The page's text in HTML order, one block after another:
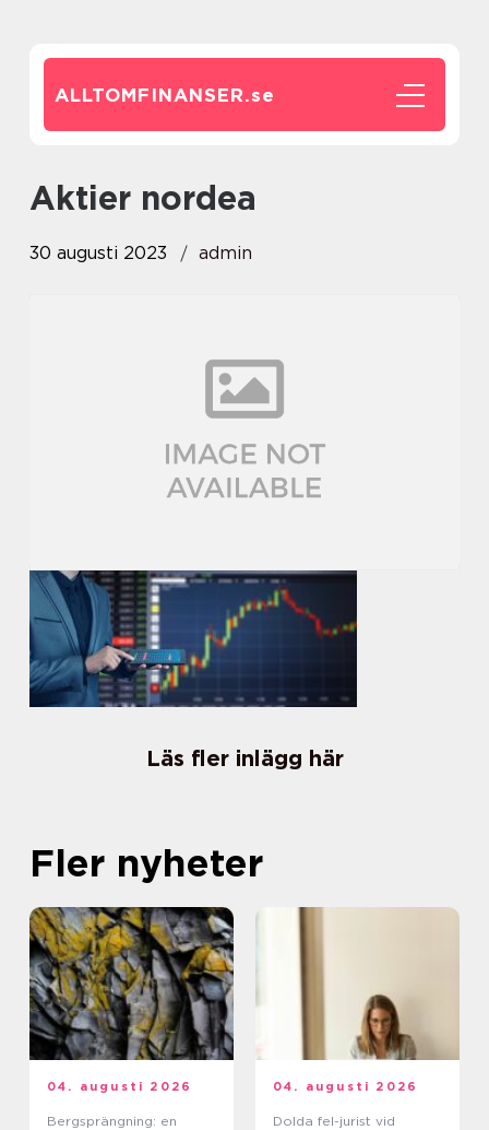
ALLTOMFINANSER.se
aktier nordea
30 augusti 2023 admin
Läs fler inlägg här
Fler nyheter
04. augusti 2026
Bergsprängning: en
04. augusti 2026
Dolda fel-jurist vid